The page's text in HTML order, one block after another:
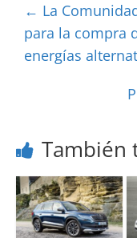
← La
para la compra
energías
También